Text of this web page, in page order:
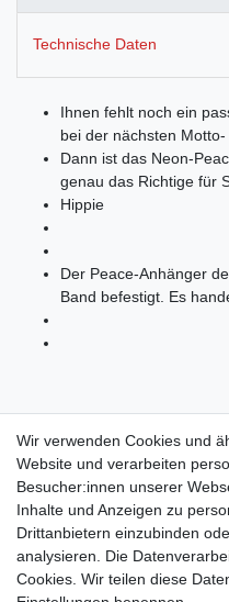
Technische Daten
Ihnen fehlt noch ein
bei der nächsten
Dann ist das Neon-
genau das Richtige für
Hippie
Der Peace-Anhänger
Band befestigt. Es
Material:,100% Plastik
Shop
Zahlungs- und
Wir verwenden Cookies und
Website und verarbeiten
Besucher:innen unserer
Inhalte und Anzeigen zu
Drittanbietern einzubinden
analysieren. Die
Cookies. Wir teilen diese